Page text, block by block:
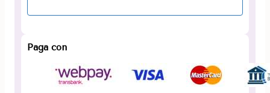
Paga con